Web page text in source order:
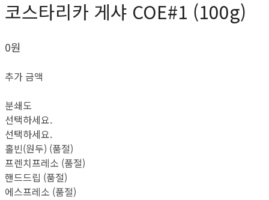
코스타리카 게샤 COE#1 (100g)
0원
추가 금액
분쇄도
선택하세요.
선택하세요.
홀빈(원두) (품절)
프렌치프레소 (품절)
핸드드립 (품절)
에스프레소 (품절)